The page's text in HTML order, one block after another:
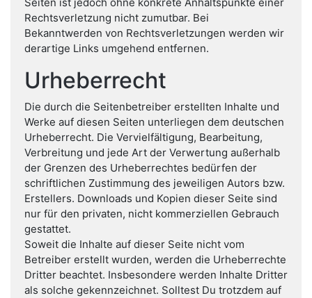
Seiten ist jedoch ohne konkrete Anhaltspunkte einer
Rechtsverletzung nicht zumutbar. Bei
Bekanntwerden von Rechtsverletzungen werden wir
derartige Links umgehend entfernen.
Urheberrecht
Die durch die Seitenbetreiber erstellten Inhalte und
Werke auf diesen Seiten unterliegen dem deutschen
Urheberrecht. Die Vervielfältigung, Bearbeitung,
Verbreitung und jede Art der Verwertung außerhalb
der Grenzen des Urheberrechtes bedürfen der
schriftlichen Zustimmung des jeweiligen Autors bzw.
Erstellers. Downloads und Kopien dieser Seite sind
nur für den privaten, nicht kommerziellen Gebrauch
gestattet.
Soweit die Inhalte auf dieser Seite nicht vom
Betreiber erstellt wurden, werden die Urheberrechte
Dritter beachtet. Insbesondere werden Inhalte Dritter
als solche gekennzeichnet. Solltest Du trotzdem auf